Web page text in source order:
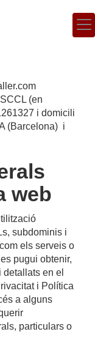
(en
i domicili
(Barcelona) i
web
subdominis i
els serveis o
pugui obtenir,
en el
i Política
a alguns
particulars o